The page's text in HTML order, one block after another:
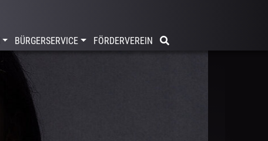
BÜRGERSERVICE FÖRDERVEREIN